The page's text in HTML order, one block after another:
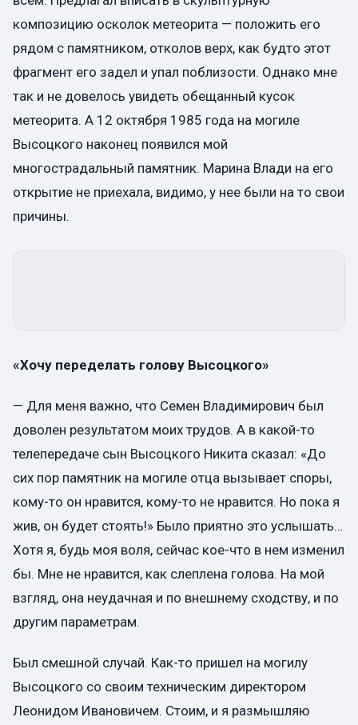
композицию осколок метеорита — положить его
рядом с памятником, отколов верх, как будто этот
фрагмент его задел и упал поблизости. Однако мне
так и не довелось увидеть обещанный кусок
метеорита. А 12 октября 1985 года на могиле
Высоцкого наконец появился мой
многострадальный памятник. Марина Влади на его
открытие не приехала, видимо, у нее были на то свои
причины.
«Хочу переделать голову Высоцкого»
— Для меня важно, что Семен Владимирович был
доволен результатом моих трудов. А в какой-то
телепередаче сын Высоцкого Никита сказал: «До
сих пор памятник на могиле отца вызывает споры,
кому-то он нравится, кому-то не нравится. Но пока я
жив, он будет стоять!» Было приятно это услышать…
Хотя я, будь моя воля, сейчас кое-что в нем изменил
бы. Мне не нравится, как слеплена голова. На мой
взгляд, она неудачная и по внешнему сходству, и по
другим параметрам.
Был смешной случай. Как-то пришел на могилу
Высоцкого со своим техническим директором
Леонидом Ивановичем. Стоим, и я размышляю